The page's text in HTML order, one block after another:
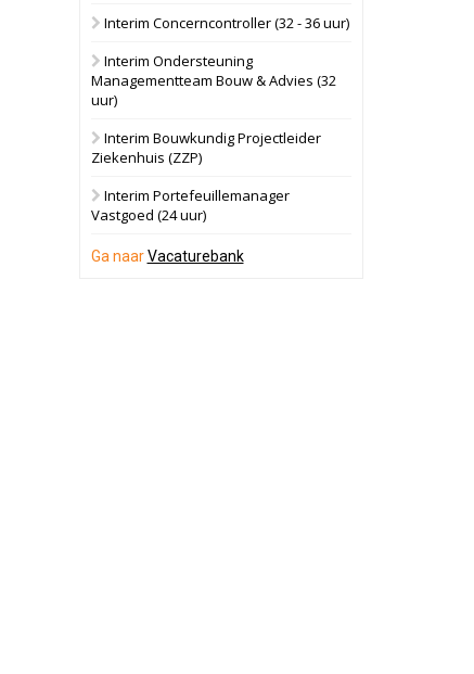
Bekijk
Schuinesloot
27 augustus 2026 Binnenvaartschip
17 september 2026
17 september 2026
Voormalig
Interim Concerncontroller (32 - 36 uur)
Interim Ondersteuning
Managementteam Bouw & Advies (32
uur)
Interim Bouwkundig Projectleider
Ziekenhuis (ZZP)
Interim Portefeuillemanager
Vastgoed (24 uur)
Ga naarVacaturebank